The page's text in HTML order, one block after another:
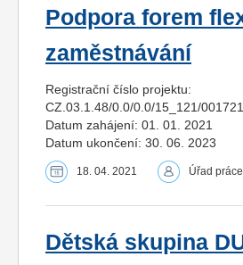
Podpora forem
zaměstnávání
Registrační číslo projektu:
CZ.03.1.48/0.0/0.0/15_121/
Datum zahájení: 01. 01. 2021
Datum ukončení: 30. 06. 2023
18. 04. 2021 Úřad
Dětská skupina